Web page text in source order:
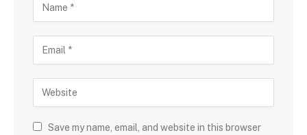
Save my name, email, and website in this browser